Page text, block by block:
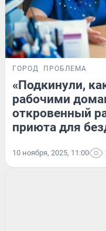
ГОРОД ПРОБЛЕМА
«Подкинули,
рабочими
откровенный
приюта для
10 ноября, 2025, 11:00